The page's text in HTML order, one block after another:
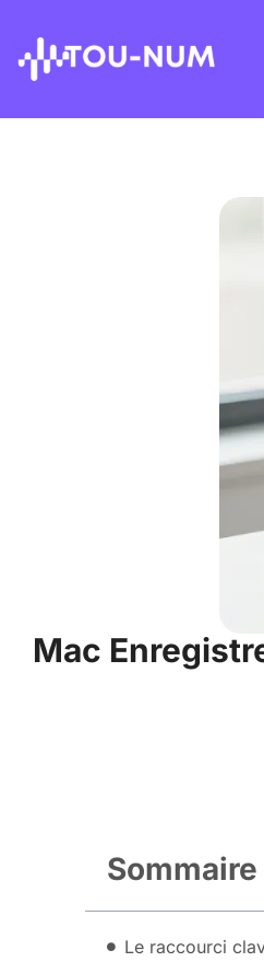
Mac
Sommaire
Le raccourci